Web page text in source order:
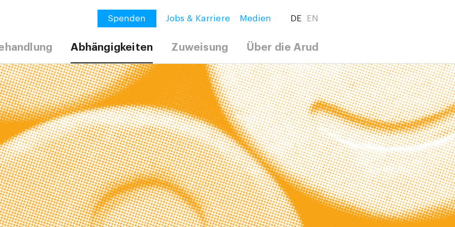
Spenden Jobs & Karriere Medien DE EN
Abhängigkeiten Zuweisung Über die Arud